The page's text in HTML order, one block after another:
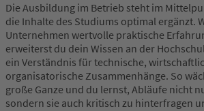
Die Ausbildung im Betrieb steht im
die Inhalte des Studiums optimal ergänzt.
Unternehmen wertvolle praktische
erweiterst du dein Wissen an der
ein Verständnis für technische,
organisatorische Zusammenhänge. So
große Ganze und du lernst, Abläufe nicht
sondern sie auch kritisch zu hinterfragen